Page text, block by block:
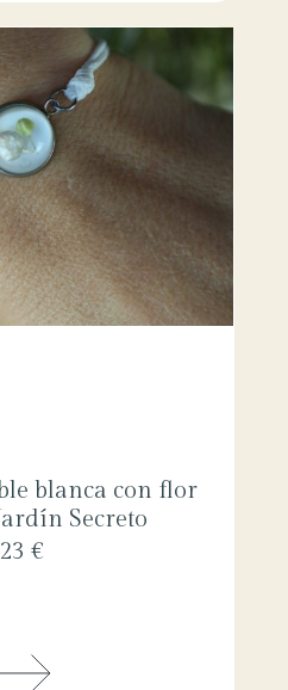
blanca con flor
Secreto
23 €